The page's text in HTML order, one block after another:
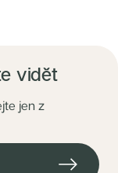
vidět
jen z